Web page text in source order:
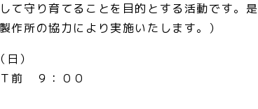
て守り育てることを目的とする活動です。是
作所の協力により実施いたします。）
）
前 ９：００